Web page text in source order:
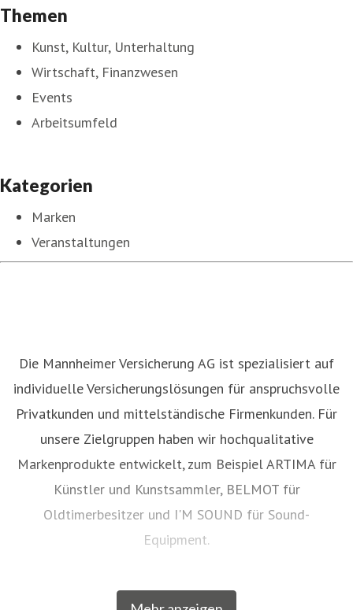
Themen
Kunst, Kultur, Unterhaltung
Wirtschaft, Finanzwesen
Events
Arbeitsumfeld
Kategorien
Marken
Veranstaltungen
Die Mannheimer Versicherung AG ist spezialisiert auf
individuelle Versicherungslösungen für anspruchsvolle
Privatkunden und mittelständische Firmenkunden. Für
unsere Zielgruppen haben wir hochqualitative
Markenprodukte entwickelt, zum Beispiel ARTIMA für
Künstler und Kunstsammler, BELMOT für
Oldtimerbesitzer und I'M SOUND für Sound-
Equipment.
Mit einigen unserer Marken gehören wir zu den